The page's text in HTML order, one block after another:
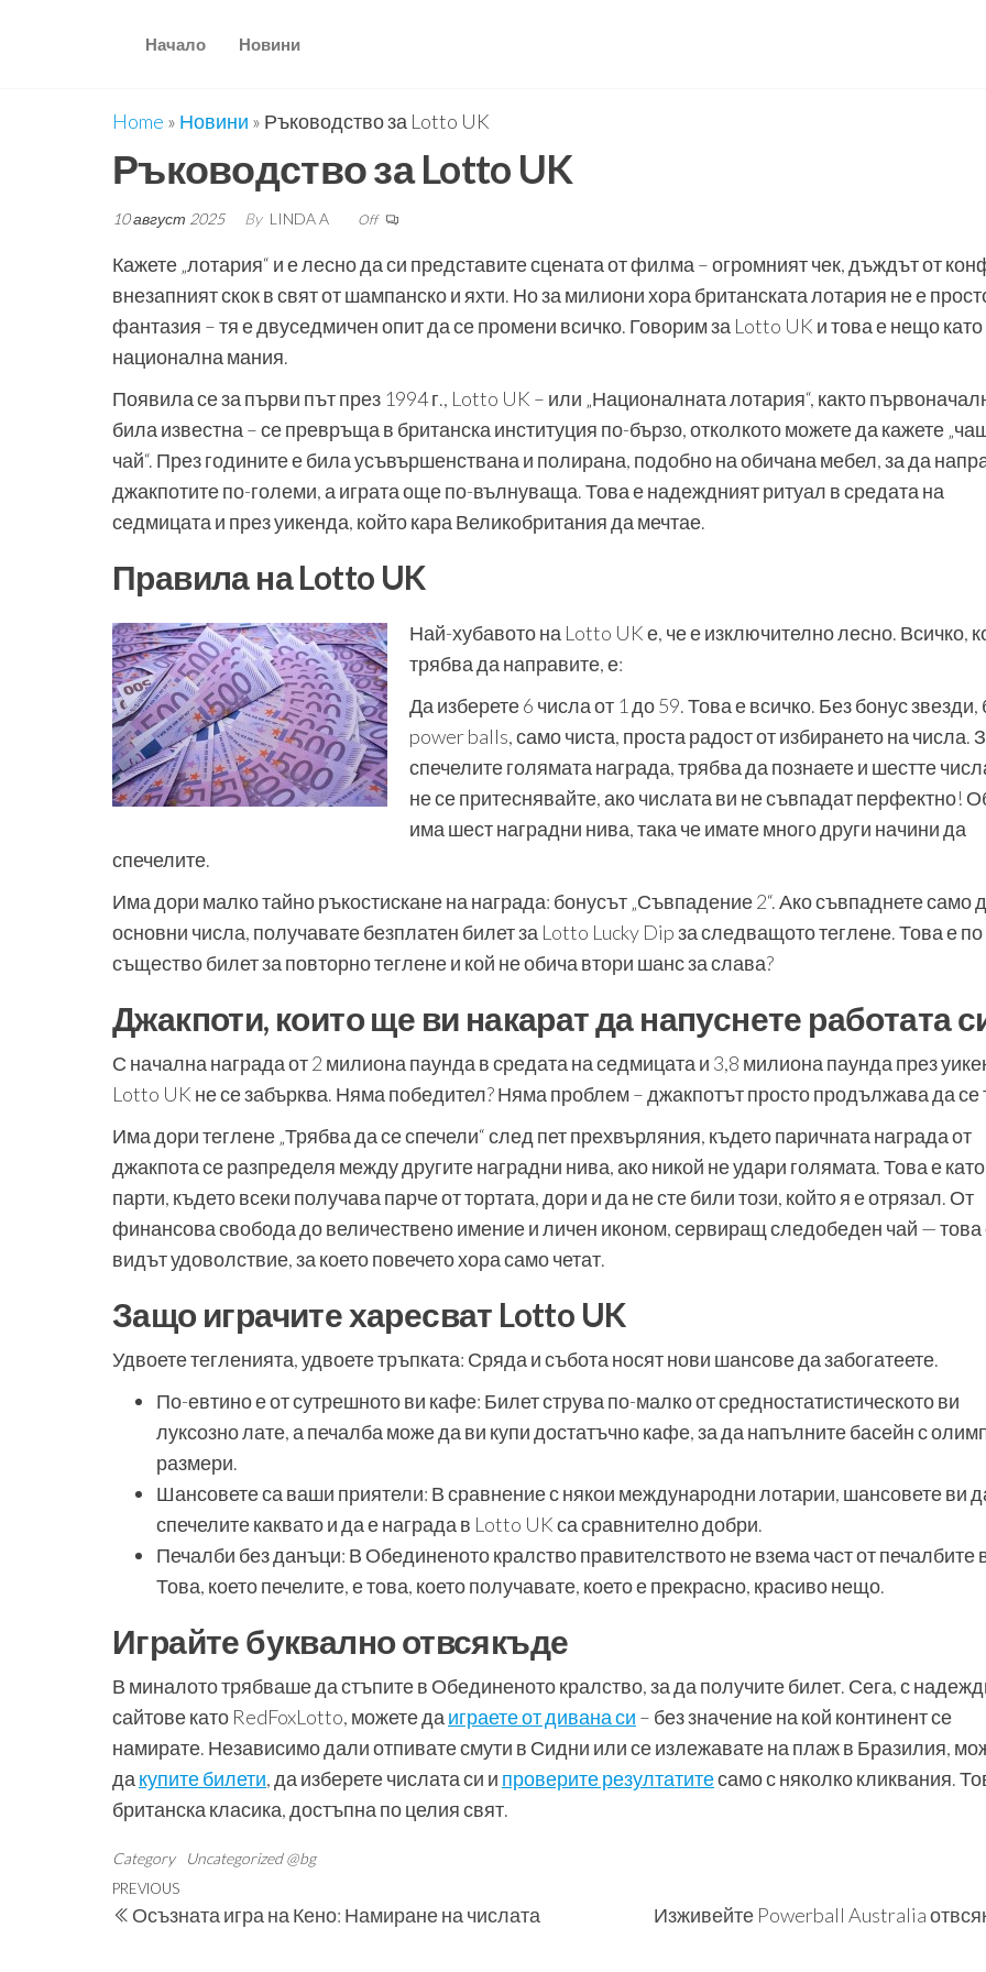
Начало Новини
Home » Новини » Ръководство за Lotto UK
Ръководство за Lotto UK
10 август 2025 By LINDA A Off
Кажете „лотария“ и е лесно да си представите сцената от филма – огромният чек, дъждът от
внезапният скок в свят от шампанско и яхти. Но за милиони хора британската лотария не е
фантазия – тя е двуседмичен опит да се промени всичко. Говорим за Lotto UK и това е нещо като
национална мания.
Появила се за първи път през 1994 г., Lotto UK – или „Националната лотария“, както
била известна – се превръща в британска институция по-бързо, отколкото можете да кажете
чай“. През годините е била усъвършенствана и полирана, подобно на обичана мебел, за да
джакпотите по-големи, а играта още по-вълнуваща. Това е надеждният ритуал в средата на
седмицата и през уикенда, който кара Великобритания да мечтае.
Правила на Lotto UK
Най-хубавото на Lotto UK е, че е изключително лесно. Всичко,
трябва да направите, е:
Да изберете 6 числа от 1 до 59. Това е всичко. Без бонус звезди,
power balls, само чиста, проста радост от избирането на числа.
спечелите голямата награда, трябва да познаете и шестте
не се притеснявайте, ако числата ви не съвпадат перфектно!
има шест наградни нива, така че имате много други начини да
спечелите.
Има дори малко тайно ръкостискане на награда: бонусът „Съвпадение 2“. Ако съвпаднете само
основни числа, получавате безплатен билет за Lotto Lucky Dip за следващото теглене. Това е по
същество билет за повторно теглене и кой не обича втори шанс за слава?
Джакпоти, които ще ви накарат да напуснете работата
С начална награда от 2 милиона паунда в средата на седмицата и 3,8 милиона паунда през
Lotto UK не се забърква. Няма победител? Няма проблем – джакпотът просто продължава да се
Има дори теглене „Трябва да се спечели“ след пет прехвърляния, където паричната награда от
джакпота се разпределя между другите наградни нива, ако никой не удари голямата. Това е като
парти, където всеки получава парче от тортата, дори и да не сте били този, който я е отрязал. От
финансова свобода до величествено имение и личен иконом, сервиращ следобеден чай — това
видът удоволствие, за което повечето хора само четат.
Защо играчите харесват Lotto UK
Удвоете тегленията, удвоете тръпката: Сряда и събота носят нови шансове да забогатеете.
По-евтино е от сутрешното ви кафе: Билет струва по-малко от средностатистическото ви
луксозно лате, а печалба може да ви купи достатъчно кафе, за да напълните басейн с
размери.
Шансовете са ваши приятели: В сравнение с някои международни лотарии, шансовете ви
спечелите каквато и да е награда в Lotto UK са сравнително добри.
Печалби без данъци: В Обединеното кралство правителството не взема част от печалбите
Това, което печелите, е това, което получавате, което е прекрасно, красиво нещо.
Играйте буквално отвсякъде
В миналото трябваше да стъпите в Обединеното кралство, за да получите билет. Сега, с
сайтове като RedFoxLotto, можете да играете от дивана си – без значение на кой континент се
намирате. Независимо дали отпивате смути в Сидни или се излежавате на плаж в Бразилия,
да купите билети, да изберете числата си и проверите резултатитесамо с няколко кликвания.
британска класика, достъпна по целия свят.
Category Uncategorized @bg
Навигация
Previous
Post
PREVIOUS
Осъзната игра на Кено: Намиране на числата Изживейте Powerball Australia